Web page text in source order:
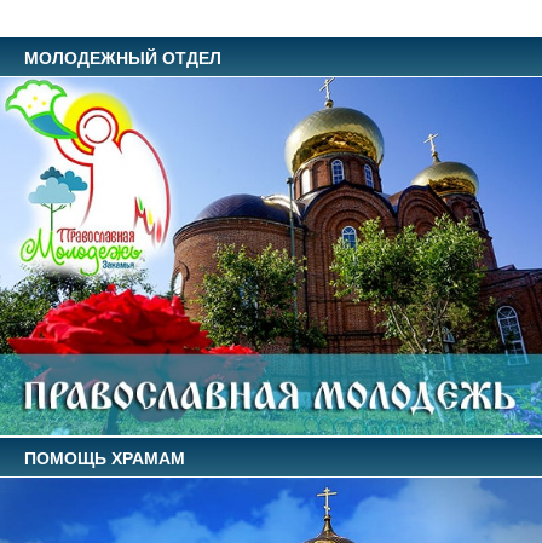
МОЛОДЕЖНЫЙ ОТДЕЛ
ПОМОЩЬ ХРАМАМ